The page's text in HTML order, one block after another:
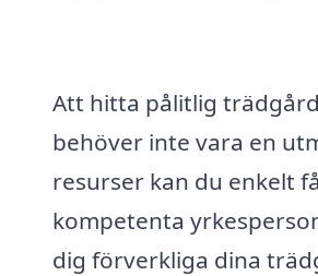
Att hitta pålitlig
behöver inte vara en
resurser kan du enkelt
kompetenta
dig förverkliga dina